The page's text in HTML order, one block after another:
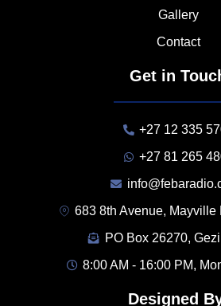
Gallery
Contact
Get in
+27 12 335
+27 81 265
683 8th Avenue, Mayville
PO Box 26270,
8:00 AM - 16:00 PM,
Designed